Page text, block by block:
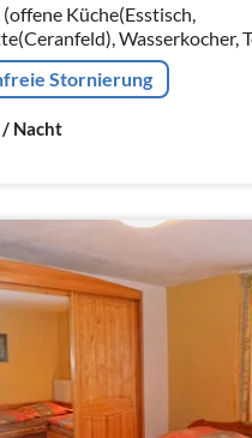
Küche(Esstisch,
Wasserkocher,
Mikrowelle,
Stornierung
/ Nacht